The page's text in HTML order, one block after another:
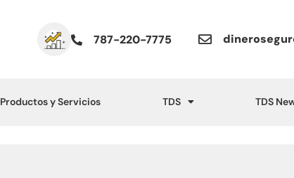
787-220-7775
Productos y Servicios TDS TDS